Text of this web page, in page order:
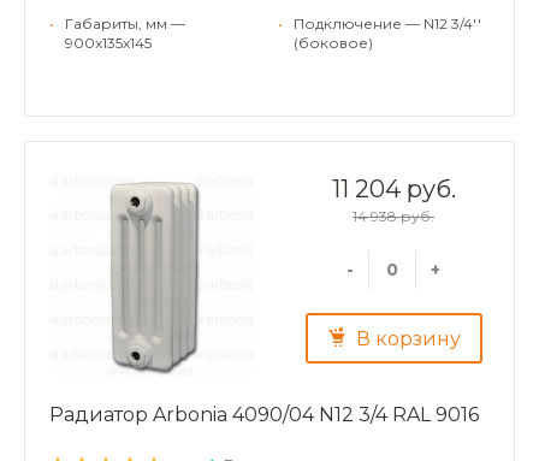
•
Габариты, мм —
900x135x145
•
Подключение — N12 3/4''
(боковое)
11 204 руб.
14 938 руб.
- +
В корзину
Радиатор Arbonia 4090/04 N12 3/4 RAL 9016